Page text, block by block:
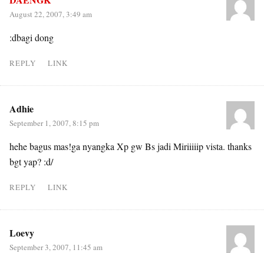
August 22, 2007, 3:49 am
:dbagi dong
REPLY LINK
Adhie
September 1, 2007, 8:15 pm
hehe bagus mas!ga nyangka Xp gw Bs jadi Miriiiiip vista. thanks
bgt yap? :d/
REPLY LINK
Loevy
September 3, 2007, 11:45 am